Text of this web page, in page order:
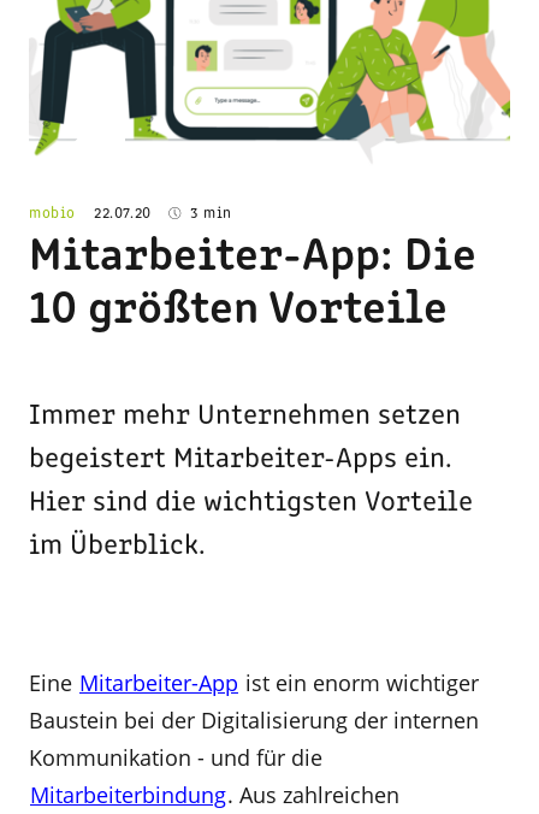
mobio 22.07.20 3 min
Mitarbeiter-App: Die
10 größten Vorteile
Immer mehr Unternehmen setzen
begeistert Mitarbeiter-Apps ein.
Hier sind die wichtigsten Vorteile
im Überblick.
Eine Mitarbeiter-App ist ein enorm wichtiger
Baustein bei der Digitalisierung der internen
Kommunikation - und für die
Mitarbeiterbindung. Aus zahlreichen